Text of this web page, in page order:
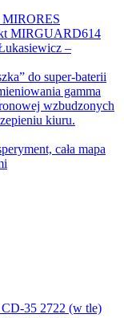
MIRGUARD614
do super-baterii
cała mapa